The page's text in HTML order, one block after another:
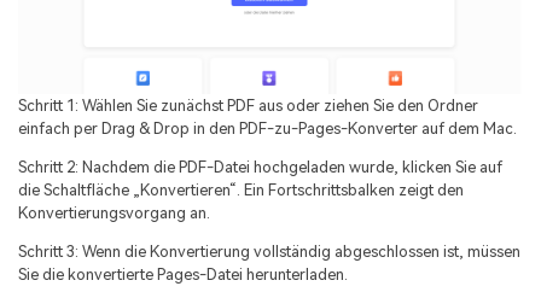
Schritt 1: Wählen Sie zunächst PDF aus oder ziehen Sie den Ordner
einfach per Drag & Drop in den PDF-zu-Pages-Konverter auf dem Mac.
Schritt 2: Nachdem die PDF-Datei hochgeladen wurde, klicken Sie auf
die Schaltfläche „Konvertieren“. Ein Fortschrittsbalken zeigt den
Konvertierungsvorgang an.
Schritt 3: Wenn die Konvertierung vollständig abgeschlossen ist, müssen
Sie die konvertierte Pages-Datei herunterladen.